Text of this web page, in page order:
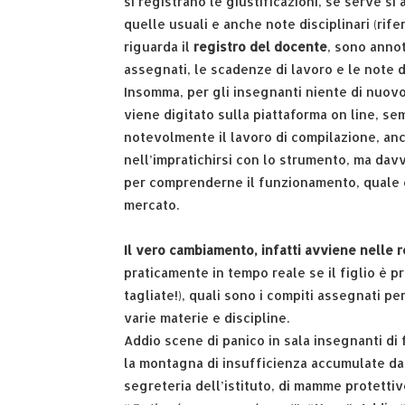
quelle usuali e anche note disciplinari
riguarda il registro del docente, sono
assegnati, le scadenze di lavoro e le note
Insomma, per gli insegnanti niente di
viene digitato sulla piattaforma on line,
notevolmente il lavoro di compilazione,
nell’impratichirsi con lo strumento, ma
per comprenderne il funzionamento,
mercato.
Il vero cambiamento, infatti avviene nelle
praticamente in tempo reale se il figlio è
tagliate!), quali sono i compiti assegnati
varie materie e discipline.
Addio scene di panico in sala insegnanti
la montagna di insufficienza accumulate
segreteria dell’istituto, di mamme